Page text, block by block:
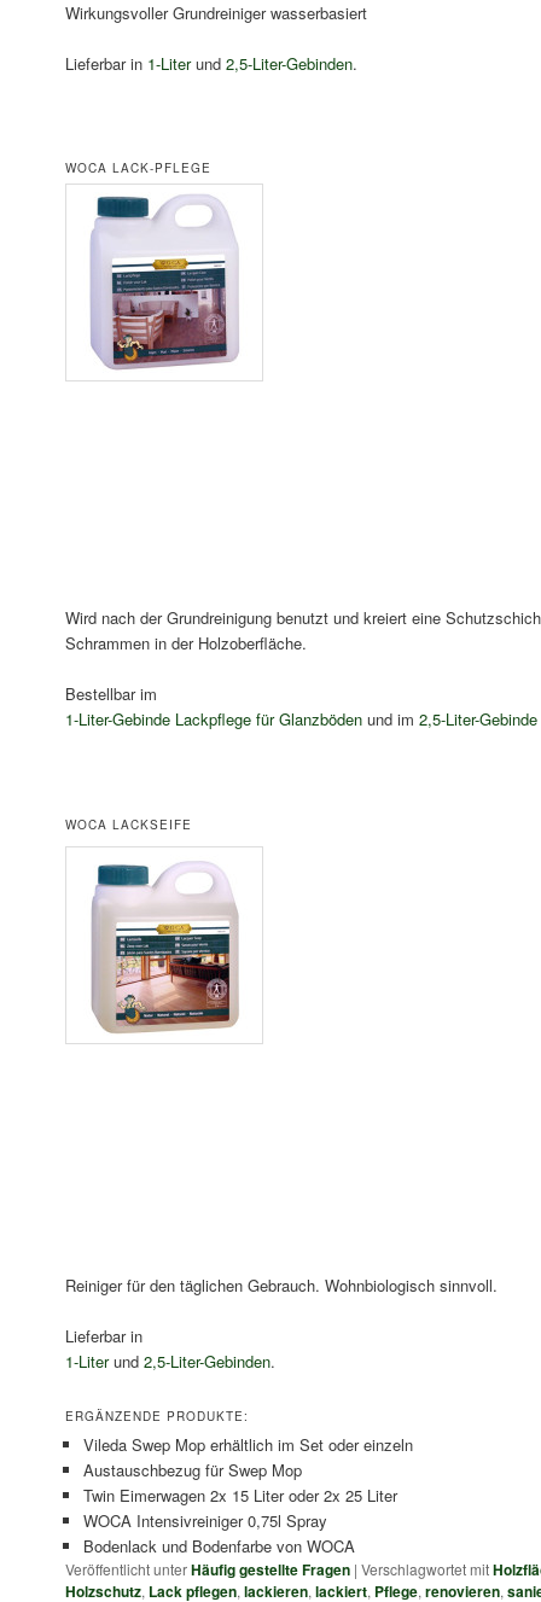
Wirkungsvoller Grundreiniger wasserbasiert
Lieferbar in 1-Literund 2,5-Liter-Gebinden.
WOCA LACK-PFLEGE
Wird nach der Grundreinigung benutzt und kreiert eine
Schrammen in der Holzoberfläche.
Bestellbar im
1-Liter-Gebinde Lackpflege für Glanzbödenund im 2,5-Liter-
WOCA LACKSEIFE
Reiniger für den täglichen Gebrauch. Wohnbiologisch sinnvoll.
Lieferbar in
1-Literund 2,5-Liter-Gebinden.
ERGÄNZENDE PRODUKTE:
Vileda Swep Mop erhältlich im Set oder einzeln
Austauschbezug für Swep Mop
Twin Eimerwagen 2x 15 Liter oder 2x 25 Liter
WOCA Intensivreiniger 0,75l Spray
Bodenlack und Bodenfarbe von WOCA
Veröffentlicht unterHäufig gestellte Fragen | Verschlagwortet mit
Holzschutz, Lack pflegen, lackieren, lackiert, Pflege, renovieren,